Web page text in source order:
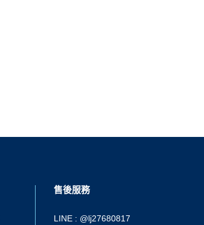
售後服務
LINE : @lj27680817